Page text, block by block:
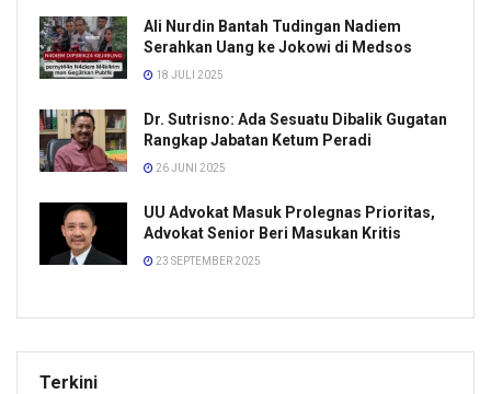
Ali Nurdin Bantah Tudingan Nadiem
Serahkan Uang ke Jokowi di Medsos
18 JULI 2025
Dr. Sutrisno: Ada Sesuatu Dibalik Gugatan
Rangkap Jabatan Ketum Peradi
26 JUNI 2025
UU Advokat Masuk Prolegnas Prioritas,
Advokat Senior Beri Masukan Kritis
23 SEPTEMBER 2025
Terkini